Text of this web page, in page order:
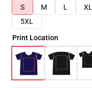
S
M L XL
5XL
Print Location